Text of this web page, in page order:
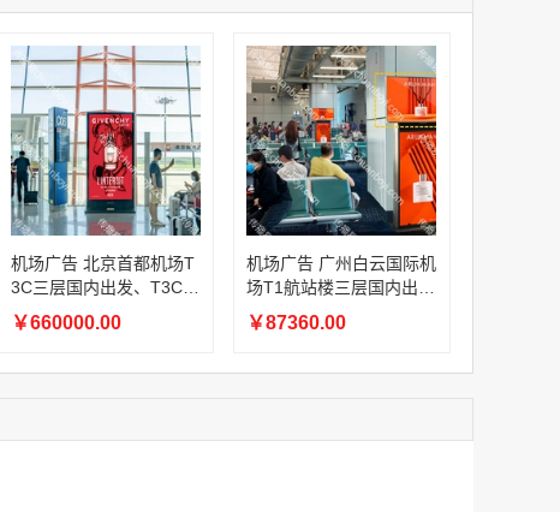
商家
商家
家
商家
商家
￥225600.00
机场广告 北京首都机场T3C三层国内出发、T3C二层国内夹层、T3C一层国内远机位出发，T3D二层国内出发LED刷屏广告
￥660000.00
机场广告 北京首都机场T
3C三层国内出发、T3C二
层国内夹层、T3C一层国
内远机位出发，T3D二层
￥660000.00
机场广告 广州白云国际机
场T1航站楼三层国内出
发、一层国内中转、出发
及主楼到达厅机场电视广
￥87360.00